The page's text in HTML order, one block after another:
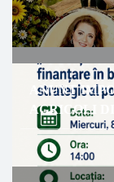
ANUNȚ
AGRICOLI